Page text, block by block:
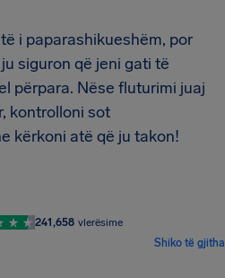
i paparashikueshëm, por
siguron që jeni gati të
përpara. Nëse fluturimi juaj
kontrolloni sot
kërkoni atë që ju takon!
241,658 vlerësime
Shiko të gjitha